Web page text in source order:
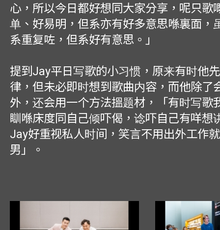
心，所以今日都好想同大家分享，呢只歌
单、好易明，但系亦有好多意思喺裏面，
系重复咗，但系好有意思。」
提到Jay平日写歌的小习惯，原来有时他
律，但未必即时想到歌曲内容，而他除了
外，还会用一个方法搵题材，「有时写歌
瞓喺床度同自己倾吓偈，谂吓自己有咩想
Jay好重视私人时间，笑言不用出外工作
男」。